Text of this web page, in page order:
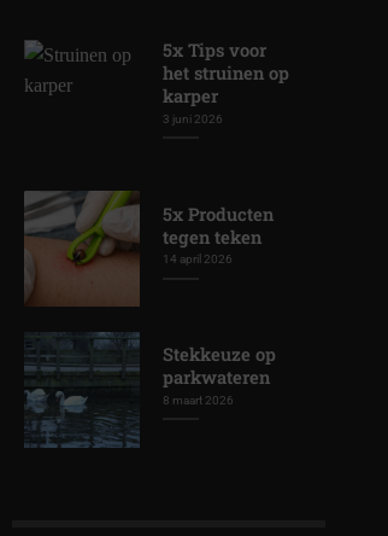
5x Tips voor
het struinen op
karper
3 juni 2026
5x Producten
tegen teken
14 april 2026
Stekkeuze op
parkwateren
8 maart 2026